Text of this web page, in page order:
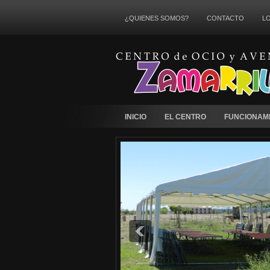
¿QUIENES SOMOS? CONTACTO
INICIO EL CENTRO